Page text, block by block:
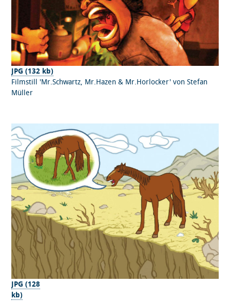
JPG (132 kb)
Filmstill 'Mr.Schwartz, Mr.Hazen & Mr.Horlocker' von Stefan
Müller
JPG (128
kb)